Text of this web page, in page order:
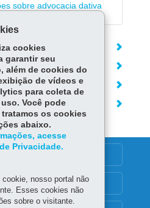
sobre advocacia dativa
cookies
garantir seu
além de cookies do
de vídeos e
para coleta de
Você pode
os cookies
abaixo.
acesse
Privacidade.
nosso portal não
Esses cookies não
sobre o visitante.